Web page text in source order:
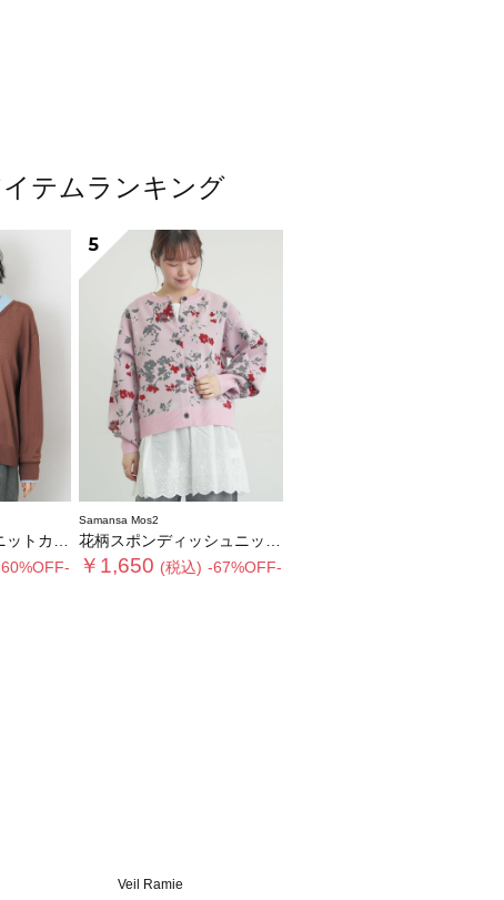
テムランキング
ディガン
5
Samansa Mos2
花柄スポンディッシュニットカーディガン
￥1,650 (税込) -67%OFF-